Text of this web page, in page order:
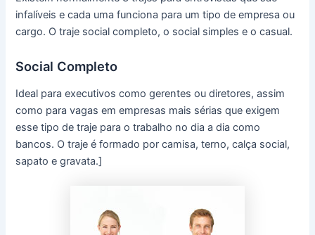
infalíveis e cada uma funciona para um tipo de empresa ou
cargo. O traje social completo, o social simples e o casual.
Social Completo
Ideal para executivos como gerentes ou diretores, assim
como para vagas em empresas mais sérias que exigem
esse tipo de traje para o trabalho no dia a dia como
bancos. O traje é formado por camisa, terno, calça social,
sapato e gravata.]